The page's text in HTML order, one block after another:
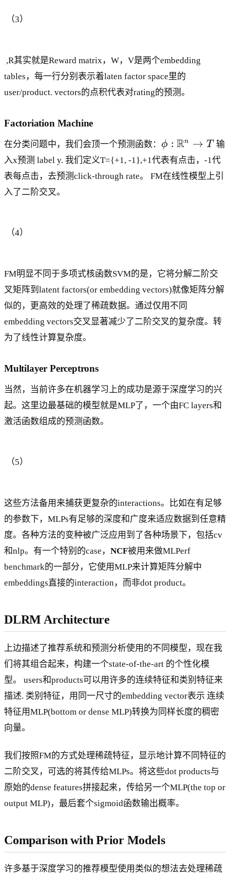
（3）
,R其实就是Reward matrix，W，V是两个embedding
tables，每一行分别表示着laten factor space里的
user/product. vectors的点积代表对rating的预测。
Factoriation Machine
在分类问题中，我们会顶一个预测函数： \
p
hi
:
{
R
}
^
{
g
h
ϕ : Rn → T 输
入x预测 label y. 我们定义T={+1, -1},+1代表有点击，-1代
表每点击，去预测click-through rate。 FM在线性模型上引
入了二阶交叉。
（4）
FM明显不同于多项式核函数SVM的是，它将分解二阶交
叉矩阵到latent factors(or embedding vectors)就像矩阵分解
似的，更高效的处理了稀疏数据。通过仅用不同
embedding vectors交叉显著减少了二阶交叉的复杂度。转
为了线性计算复杂度。
Multilayer Perceptrons
当然，当前许多在机器学习上的成功是源于深度学习的兴
起。这里边最基础的模型就是MLP了，一个由FC layers和
激活函数组成的预测函数。
（5）
这些方法备用来捕获更复杂的interactions。比如在有足够
的参数下，MLPs有足够的深度和广度来适应数据到任意精
度。各种方法的变种被广泛应用到了各种场景下，包括cv
和nlp。有一个特别的case， NCF被用来做MLPerf
benchmark的一部分，它使用MLP来计算矩阵分解中
embeddings直接的interaction，而非dot product。
DLRM Architecture
上边描述了推荐系统和预测分析使用的不同模型，现在我
们将其组合起来，构建一个state-of-the-art 的个性化模
型。 users和products可以用许多的连续特征和类别特征来
描述. 类别特征，用同一尺寸的embedding vector表示 连续
特征用MLP(bottom or dense MLP)转换为同样长度的稠密
向量。
我们按照FM的方式处理稀疏特征，显示地计算不同特征的
二阶交叉，可选的将其传给MLPs。将这些dot products与
原始的dense features拼接起来，传给另一个MLP(the top or
output MLP)，最后套个sigmoid函数输出概率。
Comparison with Prior Models
许多基于深度学习的推荐模型使用类似的想法去处理稀疏